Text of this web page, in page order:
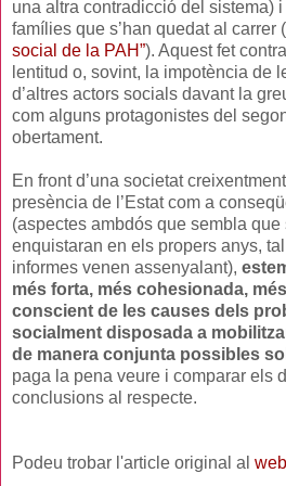
una altra contradicció del sistema)
famílies que s’han quedat al carrer
social de la PAH”). Aquest fet
lentitud o, sovint, la impotència de
d’altres actors socials davant la
com alguns protagonistes del
obertament.
En front d’una societat
presència de l’Estat com a
(aspectes ambdós que sembla que
enquistaran en els propers anys,
informes venen assenyalant),
més forta, més cohesionada,
conscient de les causes dels
socialment disposada a
de manera conjunta possibles
paga la pena veure i comparar els
conclusions al respecte.
Podeu trobar l'article original al